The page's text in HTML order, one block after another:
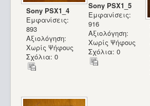
Sony PSX1_4
Εμφανίσεις:
893
Αξιολόγηση:
Χωρίς Ψήφους
Σχόλια: 0
Sony PSX1_5
Εμφανίσεις:
916
Αξιολόγηση:
Χωρίς Ψήφους
Σχόλια: 0